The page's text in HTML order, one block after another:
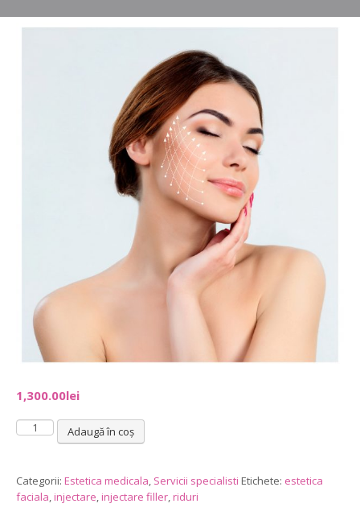
1,300.00lei
Cantitate
toxină
botulinică
Adaugă în coș
Categorii: Estetica medicala, Servicii specialisti Etichete: estetica
faciala,injectare,injectare filler,riduri